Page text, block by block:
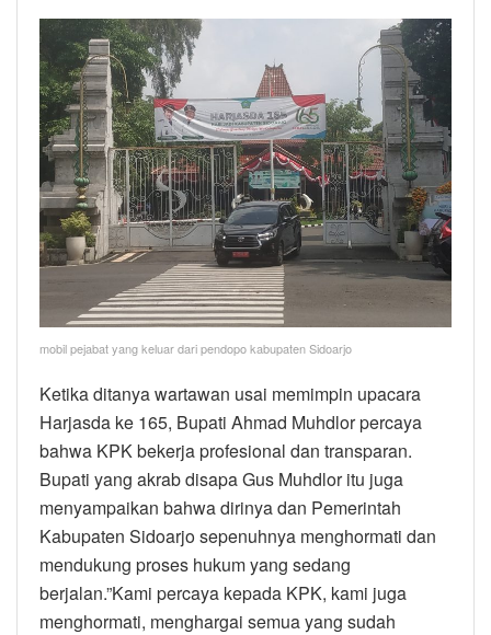
mobil pejabat yang keluar dari pendopo kabupaten Sidoarjo
Ketika ditanya wartawan usai memimpin upacara
Harjasda ke 165, Bupati Ahmad Muhdlor percaya
bahwa KPK bekerja profesional dan transparan.
Bupati yang akrab disapa Gus Muhdlor itu juga
menyampaikan bahwa dirinya dan Pemerintah
Kabupaten Sidoarjo sepenuhnya menghormati dan
mendukung proses hukum yang sedang
berjalan.”Kami percaya kepada KPK, kami juga
menghormati, menghargai semua yang sudah